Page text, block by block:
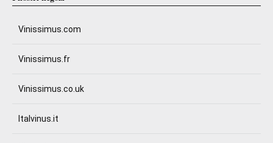
Vinissimus.com
Vinissimus.fr
Vinissimus.co.uk
Italvinus.it